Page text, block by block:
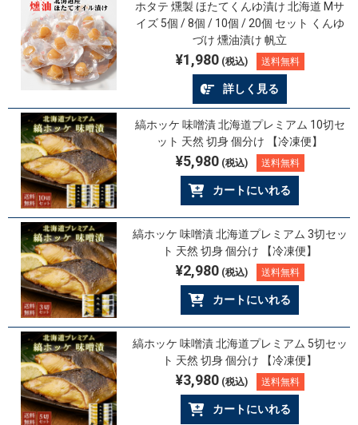
ホタテ 燻製 ほたてくんゆ漬け 北海道 Mサ
イズ 5個 / 8個 / 10個 / 20個 セット くんゆ
づけ 燻油漬け 帆立
¥1,980(税込) 送料無料
詳しく見る
縞ホッケ 味噌漬 北海道プレミアム 10切セ
ット 天然 切身 個分け 【冷凍便】
¥5,980(税込) 送料無料
カートにいれる
縞ホッケ 味噌漬 北海道プレミアム 3切セッ
ト 天然 切身 個分け 【冷凍便】
¥2,980(税込) 送料無料
カートにいれる
縞ホッケ 味噌漬 北海道プレミアム 5切セッ
ト 天然 切身 個分け 【冷凍便】
¥3,980(税込) 送料無料
カートにいれる